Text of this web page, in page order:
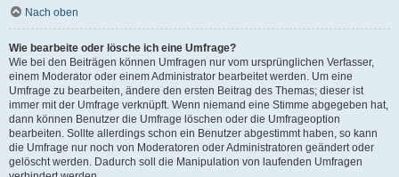
Nach oben
Wie bearbeite oder lösche ich eine Umfrage?
Wie bei den Beiträgen können Umfragen nur vom ursprünglichen Verfasser,
einem Moderator oder einem Administrator bearbeitet werden. Um eine
Umfrage zu bearbeiten, ändere den ersten Beitrag des Themas; dieser ist
immer mit der Umfrage verknüpft. Wenn niemand eine Stimme abgegeben hat,
dann können Benutzer die Umfrage löschen oder die Umfrageoption
bearbeiten. Sollte allerdings schon ein Benutzer abgestimmt haben, so kann
die Umfrage nur noch von Moderatoren oder Administratoren geändert oder
gelöscht werden. Dadurch soll die Manipulation von laufenden Umfragen